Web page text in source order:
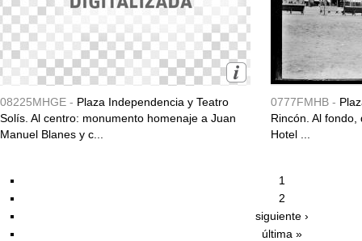
08225MHGE - Plaza Independencia y Teatro
Solís. Al centro: monumento homenaje a Juan
Manuel Blanes y c...
0777FMHB -
Rincón. Al
Hotel ...
1
2
siguiente ›
última »